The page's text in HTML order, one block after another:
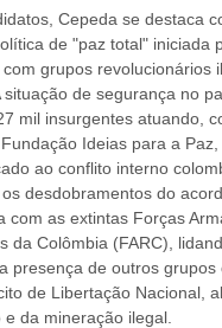
Cepeda se destaca
de "paz total" iniciada
grupos revolucionários
de segurança no
mil insurgentes atuando,
Ideias para a
ao conflito interno
desdobramentos do
com as extintas Forças
da Colômbia (FARC),
presença de outros grupos
de Libertação Nacional,
da mineração ilegal.